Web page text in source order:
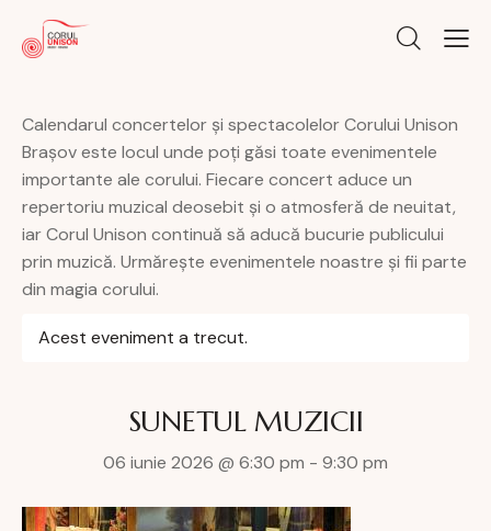
Calendarul concertelor și spectacolelor Corului Unison
Brașov este locul unde poți găsi toate evenimentele
importante ale corului. Fiecare concert aduce un
repertoriu muzical deosebit și o atmosferă de neuitat,
iar Corul Unison continuă să aducă bucurie publicului
prin muzică. Urmărește evenimentele noastre și fii parte
din magia corului.
Acest eveniment a trecut.
SUNETUL MUZICII
06 iunie 2026 @ 6:30 pm - 9:30 pm